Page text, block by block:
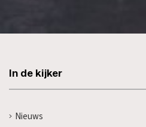
In de kijker
Nieuws